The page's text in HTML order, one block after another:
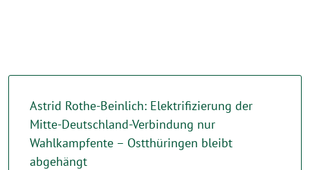
Astrid Rothe-Beinlich: Elektrifizierung der
Mitte-Deutschland-Verbindung nur
Wahlkampfente – Ostthüringen bleibt
abgehängt